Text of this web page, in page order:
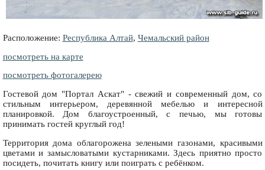
Расположение: Республика Алтай, Чемальский район
посмотреть на карте
посмотреть фотогалерею
Гостевой дом "Портал Аскат" - свежий и современный дом, со
стильным интерьером, деревянной мебелью и интересной
планировкой. Дом благоустроенный, с печью, мы готовы
принимать гостей круглый год!
Территория дома облагорожена зелеными газонами, красивыми
цветами и замысловатыми кустарниками. Здесь приятно просто
посидеть, почитать книгу или поиграть с ребёнком.